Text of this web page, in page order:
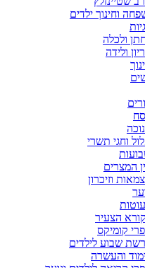
וחינוך ילדים
ולכלה
ולידה
וחגי תשרי
המצרים
וזיכרון
הצעיר
קומיקס
שבוע לילדים
והעשרה